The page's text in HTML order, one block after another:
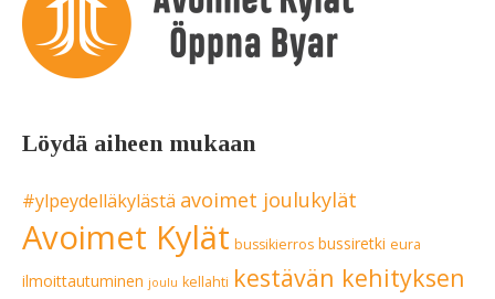
Löydä aiheen mukaan
#ylpeydelläkylästä avoimet joulukylät
Avoimet Kylät bussikierros bussiretki eura
ilmoittautuminen joulu kellahti kestävän kehityksen